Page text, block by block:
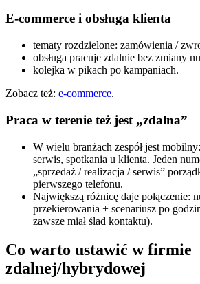
E-commerce i obsługa klienta
tematy rozdzielone: zamówienia /
obsługa pracuje zdalnie bez zmiany
kolejka w pikach po kampaniach.
Zobacz też: e-commerce.
Praca w terenie też jest „zdalna”
W wielu branżach zespół jest
serwis, spotkania u klienta. Jeden
„sprzedaż / realizacja / serwis”
pierwszego telefonu.
Największą różnicę daje połączenie:
przekierowania + scenariusz po
zawsze miał ślad kontaktu).
Co warto ustawić w firmie
zdalnej/hybrydowej